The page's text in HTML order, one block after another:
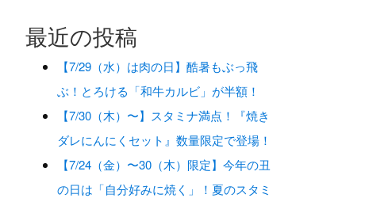
最近の投稿
【7/29（水）は肉の日】酷暑もぶっ飛
ぶ！とろける「和牛カルビ」が半額！
【7/30（木）〜】スタミナ満点！『焼き
ダレにんにくセット』数量限定で登場！
【7/24（金）〜30（木）限定】今年の丑
の日は「自分好みに焼く」！夏のスタミ